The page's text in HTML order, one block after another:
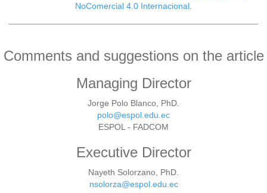
NoComercial 4.0 Internacional
Comments and suggestions on the article
Managing Director
Jorge Polo Blanco, PhD.
polo@espol.edu.ec
ESPOL - FADCOM
Executive Director
Nayeth Solorzano, PhD.
nsolorza@espol.edu.ec